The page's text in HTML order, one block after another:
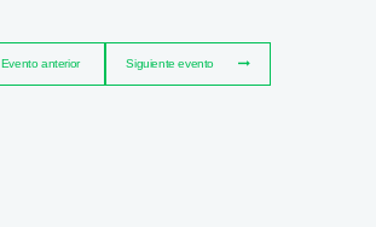
Evento anterior Siguiente evento